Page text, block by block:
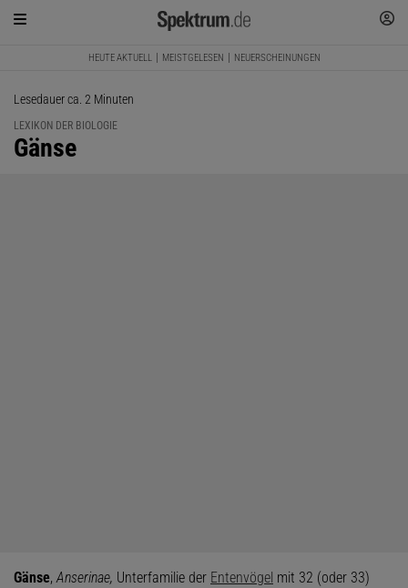
HEUTE AKTUELL MEISTGELESEN NEUERSCHEINUNGEN
Lesedauer ca. 2 Minuten
LEXIKON DER BIOLOGIE
:
Gänse
Gänse,Anserinae, Unterfamilie der Entenvögel mit 32 (oder 33)